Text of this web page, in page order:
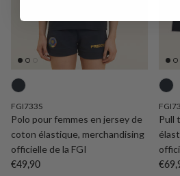
FGI733S
Polo pour femmes en jersey de
coton élastique, merchandising
officielle de la FGI
Prix habituel
€49,90
Pull
Prix